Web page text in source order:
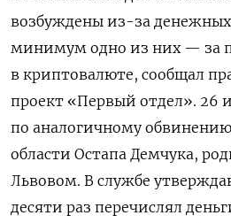
возбуждены из-за денежных
минимум одно из них — за
в криптовалюте, сообщал
проект «Первый отдел». 26
по аналогичному
области Остапа Демчука,
Львовом. В службе
десяти раз перечислял